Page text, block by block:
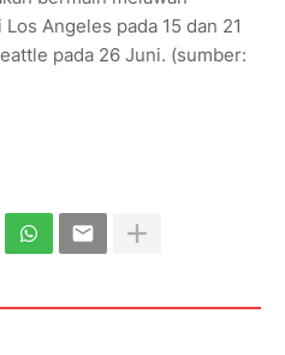
Angeles pada 15 dan 21
pada 26 Juni. (sumber: